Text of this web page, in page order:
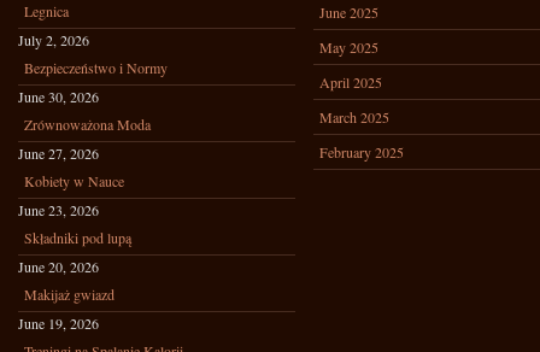
Legnica
July 2, 2026
Bezpieczeństwo i Normy
June 30, 2026
Zrównoważona Moda
June 27, 2026
Kobiety w Nauce
June 23, 2026
Składniki pod lupą
June 20, 2026
Makijaż gwiazd
June 19, 2026
June 2025
May 2025
April 2025
March 2025
February 2025